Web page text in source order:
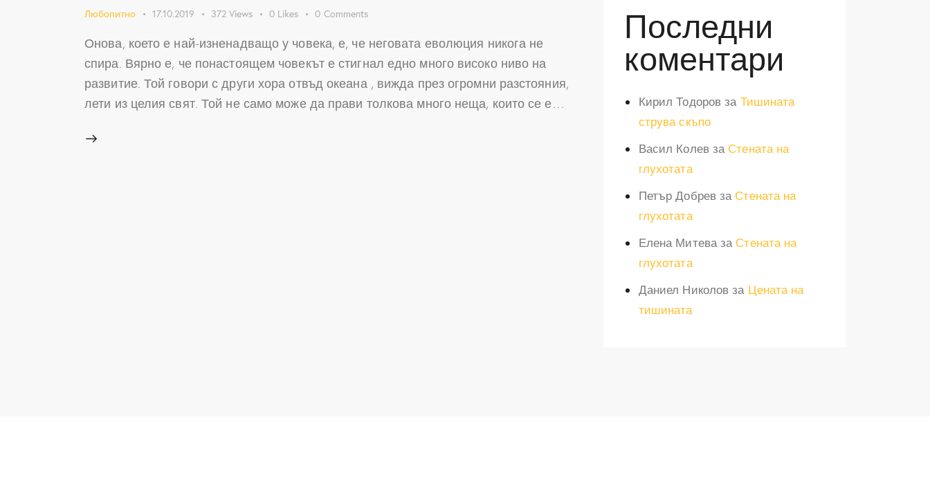
Любопитно 17.10.2019 372 Views 0 Likes 0 Comments
Онова, което е най-изненадващо у човека, е, че неговата еволюция никога не
спира. Вярно е, че понастоящем човекът е стигнал едно много високо ниво на
развитие. Той говори с други хора отвъд океана , вижда през огромни разстояния,
лети из целия свят. Той не само може да прави толкова много неща, които се е…
Последни
коментари
Кирил Тодоров за Тишината
струва скъпо
Васил Колевза Стената на
глухотата
Петър Добревза Стената на
глухотата
Елена Митеваза Стената на
глухотата
Даниел Николов за Цената на
тишината